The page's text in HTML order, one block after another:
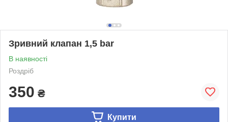
Зривний клапан 1,5 bar
В наявності
Роздріб
350 ₴
Купити